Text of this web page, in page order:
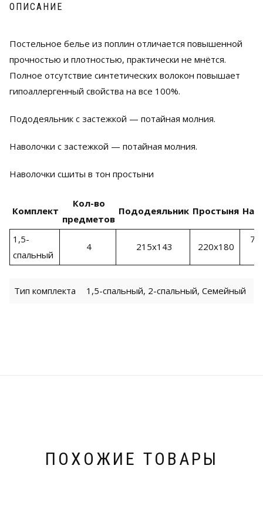
ОПИСАНИЕ
Постельное белье из поплин отличается повышенной
прочностью и плотностью, практически не мнётся.
Полное отсутствие синтетических волокон повышает
гипоаллергенный свойства на все 100%.
Пододеяльник с застежкой — потайная молния.
Наволочки с застежкой — потайная молния.
Наволочки сшиты в тон простыни
Комплект
Кол-во
предметов
Пододеяльник Простыня
1,5-
спальный
4 215х143 220х180
Тип комплекта 1,5-спальный, 2-спальный, Семейный
ПОХОЖИЕ ТОВАРЫ